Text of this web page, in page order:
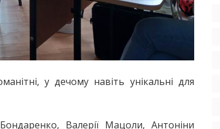
у дечому навіть унікальні для
Валерії Мацоли, Антоніни